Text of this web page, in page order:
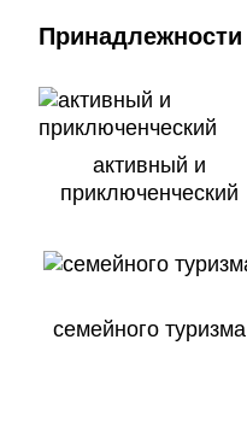
Принадлежности
активный и
приключенческий
семейного туризма